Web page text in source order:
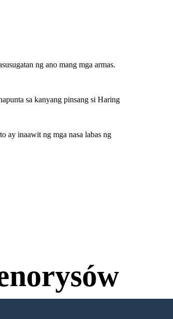
ng ano mang mga armas.
sa kanyang pinsang si Haring
ay inaawit ng mga nasa labas ng
Spróbować!